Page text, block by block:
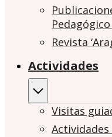
Revista
Actividades
Visitas